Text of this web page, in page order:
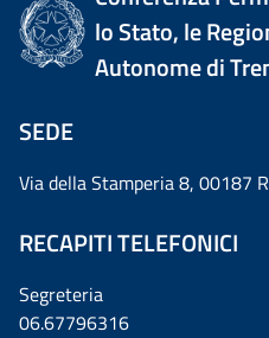
lo Stato, le
Autonome di
SEDE
Via della Stamperia 8, 00187
RECAPITI TELEFONICI
Segreteria
06.67796316